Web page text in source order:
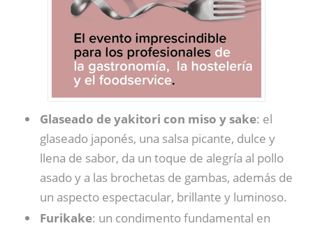
Glaseado de yakitori con miso y sake: el
glaseado japonés, una salsa picante, dulce y
llena de sabor, da un toque de alegría al pollo
asado y a las brochetas de gambas, además de
un aspecto espectacular, brillante y luminoso.
Furikake: un condimento fundamental en